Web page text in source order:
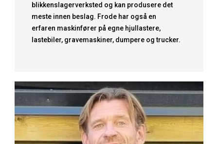
blikkenslagerverksted og kan produsere det
meste innen beslag. Frode har også en
erfaren maskinfører på egne hjullastere,
lastebiler, gravemaskiner, dumpere og trucker.